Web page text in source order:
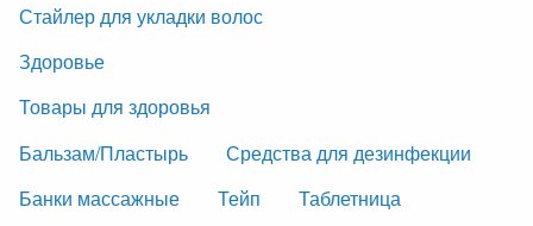
Стайлер для укладки волос
Здоровье
Товары для здоровья
Бальзам/Пластырь
Средства для дезинфекции
Банки массажные
Тейп
Таблетница